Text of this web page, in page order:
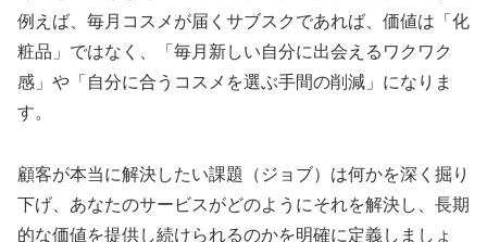
例えば、毎月コスメが届くサブスクであれば、価値は「化
粧品」ではなく、「毎月新しい自分に出会えるワクワク
感」や「自分に合うコスメを選ぶ手間の削減」になりま
す。
顧客が本当に解決したい課題（ジョブ）は何かを深く掘り
下げ、あなたのサービスがどのようにそれを解決し、長期
的な価値を提供し続けられるのかを明確に定義しましょ